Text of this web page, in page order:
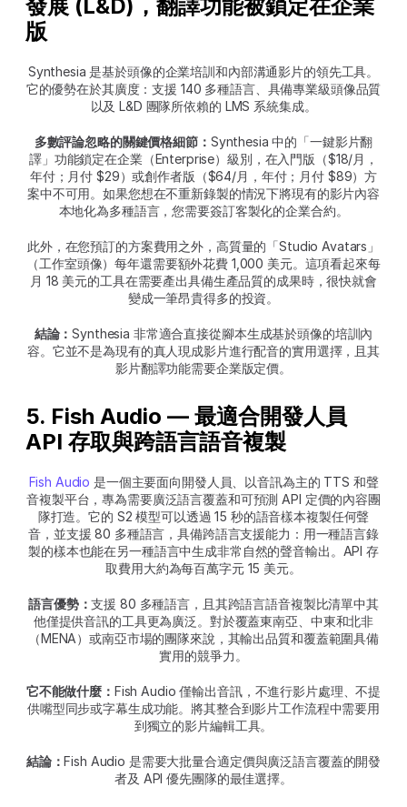
發展 (L&D)，翻譯功能被鎖定在企業
版
Synthesia 是基於頭像的企業培訓和內部溝通影片的領先工具。
它的優勢在於其廣度：支援 140 多種語言、具備專業級頭像品質
以及 L&D 團隊所依賴的 LMS 系統集成。
多數評論忽略的關鍵價格細節： Synthesia 中的「一鍵影片翻
譯」功能鎖定在企業（Enterprise）級別，在入門版（$18/月，
年付；月付 $29）或創作者版（$64/月，年付；月付 $89）方
案中不可用。如果您想在不重新錄製的情況下將現有的影片內容
本地化為多種語言，您需要簽訂客製化的企業合約。
此外，在您預訂的方案費用之外，高質量的「Studio Avatars」
（工作室頭像）每年還需要額外花費 1,000 美元。這項看起來每
月 18 美元的工具在需要產出具備生產品質的成果時，很快就會
變成一筆昂貴得多的投資。
結論：Synthesia 非常適合直接從腳本生成基於頭像的培訓內
容。它並不是為現有的真人現成影片進行配音的實用選擇，且其
影片翻譯功能需要企業版定價。
5. Fish Audio — 最適合開發人員
API 存取與跨語言語音複製
Fish Audio 是一個主要面向開發人員、以音訊為主的 TTS 和聲
音複製平台，專為需要廣泛語言覆蓋和可預測 API 定價的內容團
隊打造。它的 S2 模型可以透過 15 秒的語音樣本複製任何聲
音，並支援 80 多種語言，具備跨語言支援能力：用一種語言錄
製的樣本也能在另一種語言中生成非常自然的聲音輸出。API 存
取費用大約為每百萬字元 15 美元。
語言優勢：支援 80 多種語言，且其跨語言語音複製比清單中其
他僅提供音訊的工具更為廣泛。對於覆蓋東南亞、中東和北非
（MENA）或南亞市場的團隊來說，其輸出品質和覆蓋範圍具備
實用的競爭力。
它不能做什麼： Fish Audio 僅輸出音訊，不進行影片處理、不提
供嘴型同步或字幕生成功能。將其整合到影片工作流程中需要用
到獨立的影片編輯工具。
結論：Fish Audio 是需要大批量合適定價與廣泛語言覆蓋的開發
者及 API 優先團隊的最佳選擇。